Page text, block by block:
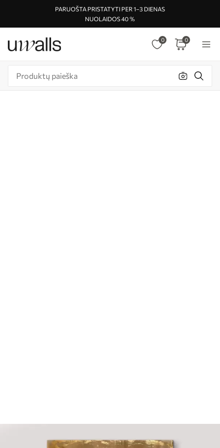
PARUOŠTA PRISTATYTI PER 1–3 DIENAS
NUOLAIDOS 40 %
0 0